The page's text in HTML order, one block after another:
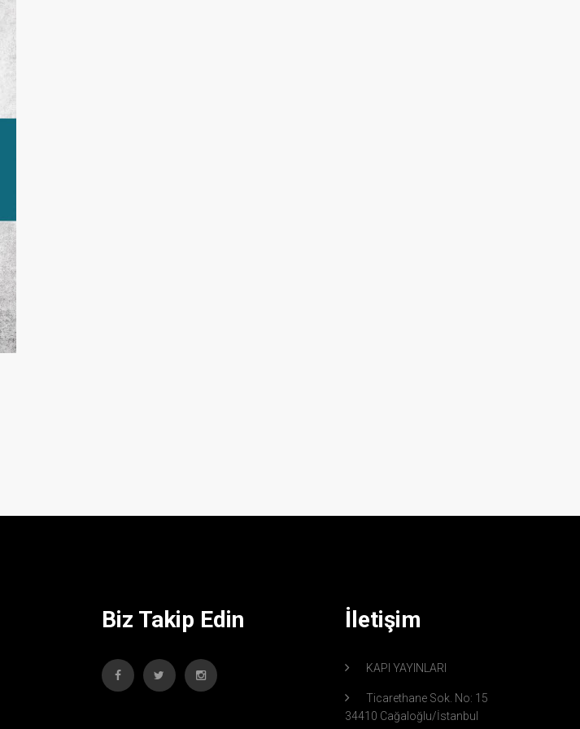
Biz Takip Edin İletişim
KAPI YAYINLARI
Ticarethane Sok. No: 15
34410 Cağaloğlu/İstanbul